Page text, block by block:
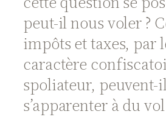
peut-il nous voler ?
impôts et taxes, par
caractère
spoliateur, peuvent-
s’apparenter à du vol